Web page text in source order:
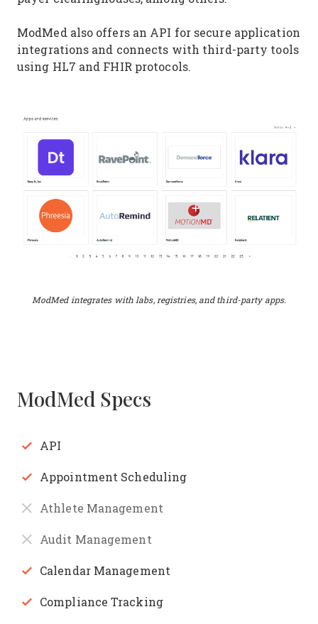
ModMed also offers an API for secure application
integrations and connects with third-party tools
using HL7 and FHIR protocols.
ModMed integrates with labs, registries, and third-party apps.
ModMed Specs
API
Appointment Scheduling
Athlete Management
Audit Management
Calendar Management
Compliance Tracking